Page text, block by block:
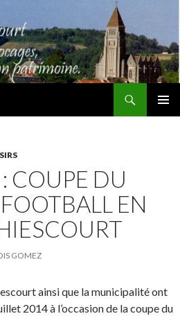
COUPE DU
EN
GOMEZ
ainsi que la municipalité ont
2014 à l’occasion de la coupe du